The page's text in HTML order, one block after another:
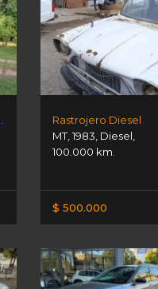
Rastrojero Diesel
MT,1983 Diesel
100.000 km.
$ 500.000